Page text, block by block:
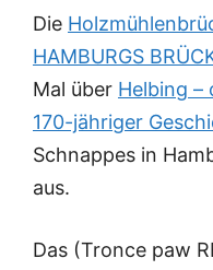
Die
HAMBURGS
Mal über Helbing –
170-jähriger
Schnappes in
aus.
Das (Tronce paw